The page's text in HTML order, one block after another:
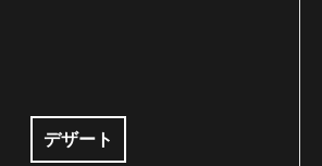
デザート